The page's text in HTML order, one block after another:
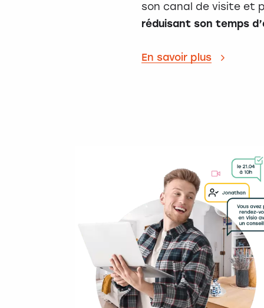
son canal de visite et
réduisant son temps
En savoir plus